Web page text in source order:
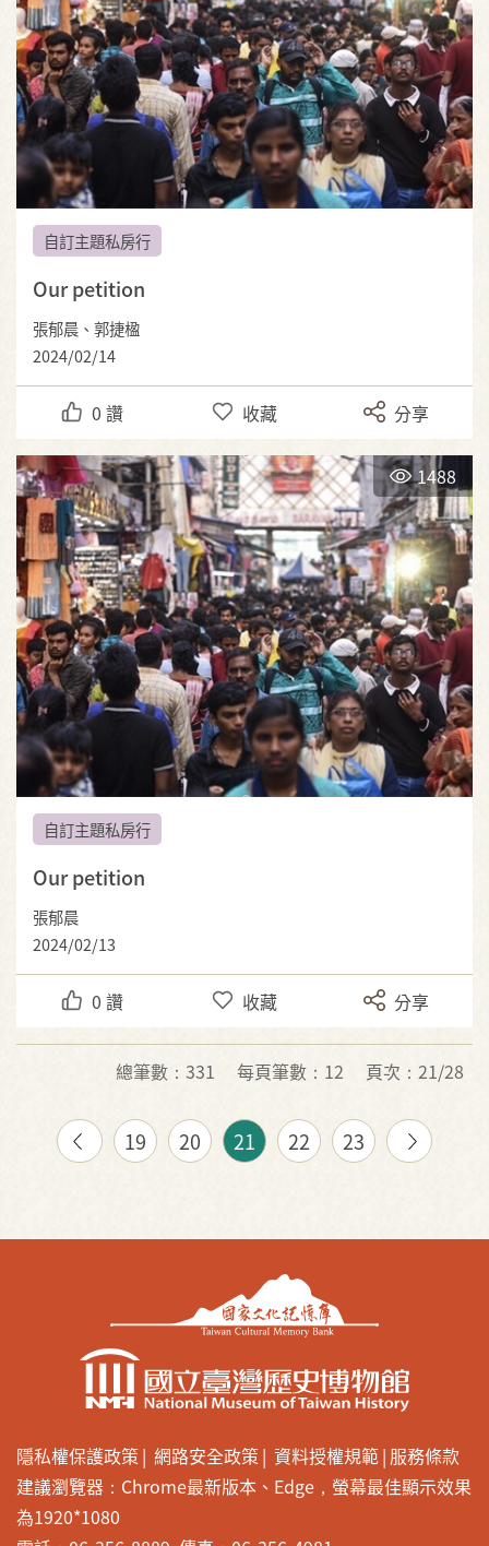
自訂主題私房行
Our petition
張郁晨、郭捷楹
2024/02/14
0 讚 收藏 分享
1488
自訂主題私房行
Our petition
張郁晨
2024/02/13
0 讚 收藏 分享
總筆數：331 每頁筆數：12 頁次：21/28
19 20 21 22 23
隱私權保護政策 網路安全政策 資料授權規範 服務條款
建議瀏覽器：Chrome最新版本、Edge，螢幕最佳顯示效果
為1920*1080